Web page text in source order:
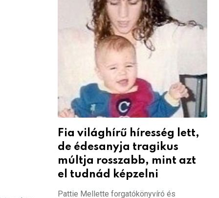
Fia világhírű híresség lett,
de édesanyja tragikus
múltja rosszabb, mint azt
el tudnád képzelni
Pattie Mellette forgatókönyvíró és